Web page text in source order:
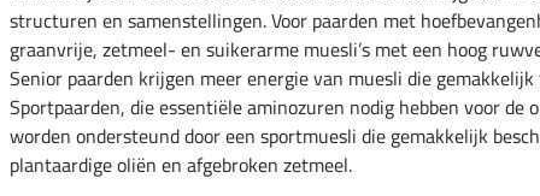
structuren en samenstellingen. Voor paarden met
graanvrije, zetmeel- en suikerarme muesli’s met een hoog
Senior paarden krijgen meer energie van muesli die
Sportpaarden, die essentiële aminozuren nodig hebben voor
worden ondersteund door een sportmuesli die gemakkelijk
plantaardige oliën en afgebroken zetmeel.